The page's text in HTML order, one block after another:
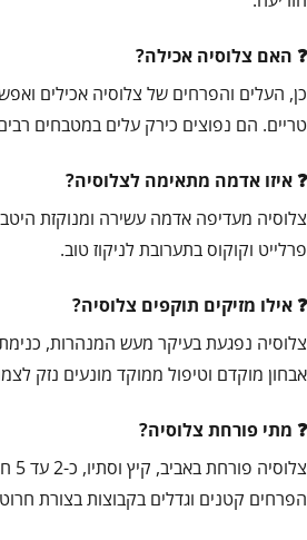
האם צלוסיה אכילה?
כן, העלים והפרחים של צלוסיה אכילים
טריים. הם נפוצים כירק עלים במטבחים
איזו אדמה מתאימה לצלוסיה?
צלוסיה מעדיפה אדמה עשירה ומנוקזת
פרלייט וקוקוס בתערובת לניקוז טוב.
אילו מזיקים תוקפים צלוסיה?
צלוסיה נפגעת בעיקר מעש המנהרות,
אבחון מוקדם וטיפול ממוקד מונעים נזק
מתי פורחת צלוסיה?
הפרחים קטנים וגדלים בקבוצות בצורת